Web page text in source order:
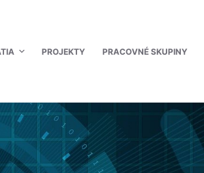
PROJEKTY PRACOVNÉ SKUPINY